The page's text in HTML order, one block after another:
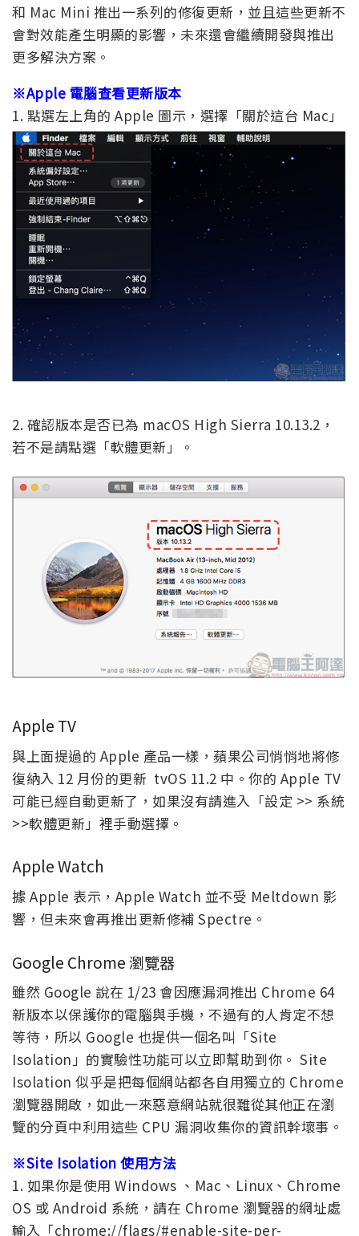
和 Mac Mini 推出一系列的修復更新，並且這些更新不
會對效能產生明顯的影響，未來還會繼續開發與推出
更多解決方案。
※Apple 電腦查看更新版本
1. 點選左上角的 Apple 圖示，選擇「關於這台 Mac」
2. 確認版本是否已為 macOS High Sierra 10.13.2，
若不是請點選「軟體更新」。
Apple TV
與上面提過的 Apple 產品一樣，蘋果公司悄悄地將修
復納入 12 月份的更新 tvOS 11.2 中。你的 Apple TV
可能已經自動更新了，如果沒有請進入「設定 >> 系統
>>軟體更新」裡手動選擇。
Apple Watch
據 Apple 表示，Apple Watch 並不受 Meltdown 影
響，但未來會再推出更新修補 Spectre。
Google Chrome 瀏覽器
雖然 Google 說在 1/23 會因應漏洞推出 Chrome 64
新版本以保護你的電腦與手機，不過有的人肯定不想
等待，所以 Google 也提供一個名叫「Site
Isolation」的實驗性功能可以立即幫助到你。 Site
Isolation 似乎是把每個網站都各自用獨立的 Chrome
瀏覽器開啟，如此一來惡意網站就很難從其他正在瀏
覽的分頁中利用這些 CPU 漏洞收集你的資訊幹壞事。
※Site Isolation 使用方法
1. 如果你是使用 Windows 、Mac、Linux、Chrome
OS 或 Android 系統，請在 Chrome 瀏覽器的網址處
輸入「chrome://flags/#enable-site-per-